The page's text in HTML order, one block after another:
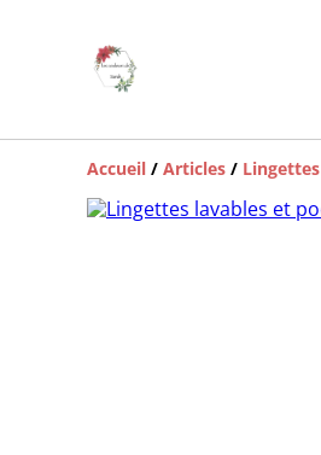
Accueil / Articles / Lingettes